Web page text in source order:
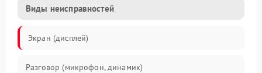
Виды неисправностей
Экран (дисплей)
Разговор (микрофон, динамик)